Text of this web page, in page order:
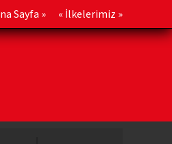
Sayfa » « İlkelerimiz »